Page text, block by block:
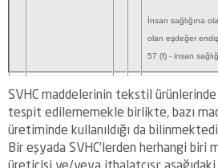
İnsan sağlığına
olan eşdeğer
57 (f) - insan
SVHC maddelerinin tekstil ürünlerinde
tespit edilememekle birlikte, bazı
üretiminde kullanıldığı da
Bir eşyada SVHC’lerden herhangi biri
üreticisi ve/veya ithalatçısı;